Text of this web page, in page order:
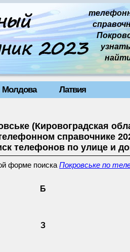
узнать
найти
Молдова Латвия
(Кировоградская
справочнике
телефонов по улице и
форме поиска Покровське по
Б
З